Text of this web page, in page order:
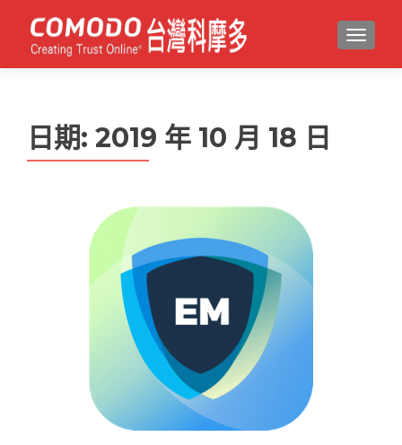
MENU
日期: 2019 年 10 月 18 日